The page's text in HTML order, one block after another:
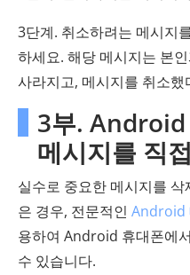
3단계. 취소하려는 메시지
하세요. 해당 메시지는 본
사라지고, 메시지를 취소
3부. Android
메시지를 직
실수로 중요한 메시지를
은 경우, 전문적인 Android
용하여 Android 휴대폰에
수 있습니다.